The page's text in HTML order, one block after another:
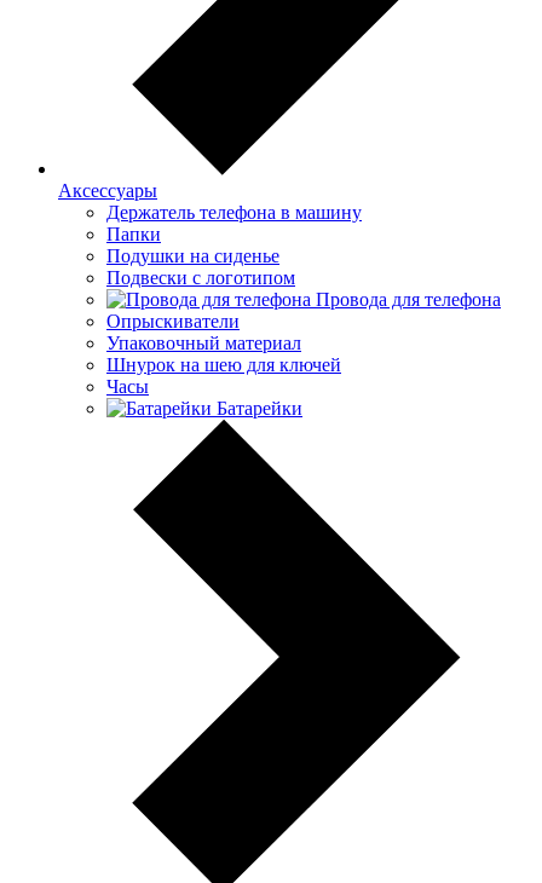
Аксессуары
Держатель телефона в машину
Папки
Подушки на сиденье
Подвески с логотипом
Провода для телефона
Опрыскиватели
Упаковочный материал
Шнурок на шею для ключей
Часы
Батарейки